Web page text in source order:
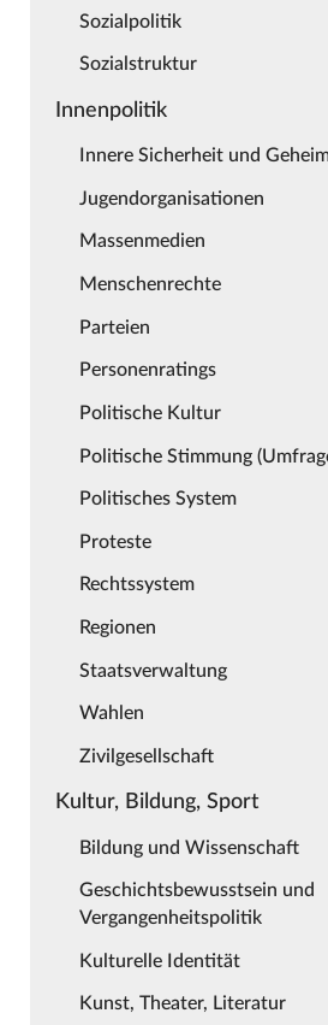
Sozialpolitik
Sozialstruktur
Innenpolitik
Innere Sicherheit und
Jugendorganisationen
Massenmedien
Menschenrechte
Parteien
Personenratings
Politische Kultur
Politische Stimmung
Politisches System
Proteste
Rechtssystem
Regionen
Staatsverwaltung
Wahlen
Zivilgesellschaft
Kultur, Bildung, Sport
Bildung und Wissenschaft
Geschichtsbewusstsein und
Vergangenheitspolitik
Kulturelle Identität
Kunst, Theater, Literatur